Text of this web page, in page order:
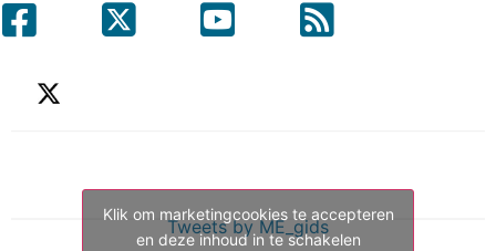
Tweets by ME_gids
Klik om marketingcookies te accepteren
en deze inhoud in te schakelen